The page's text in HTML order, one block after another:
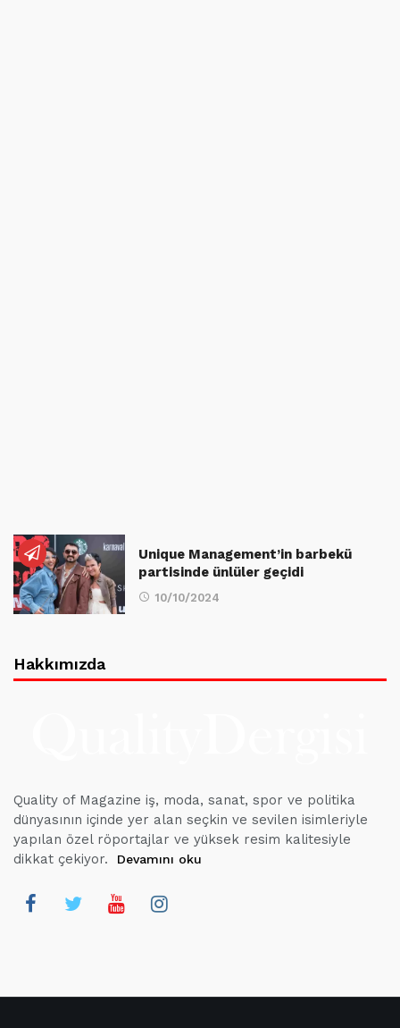
Unique Management’in barbekü
partisinde ünlüler geçidi
10/10/2024
Hakkımızda
Quality of Magazine iş, moda, sanat, spor ve politika
dünyasının içinde yer alan seçkin ve sevilen isimleriyle
yapılan özel röportajlar ve yüksek resim kalitesiyle
dikkat çekiyor.
Devamını oku